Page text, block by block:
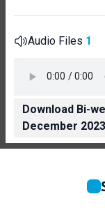
Audio Files 1
Download Bi-
December